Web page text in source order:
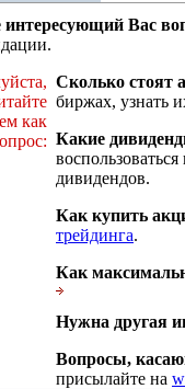
интересующий Вас
как
Сколько стоят
биржах, узнать
Какие
дивидендов.
Как купить
трейдинга.
Как
Нужна другая
Вопросы,
присылайте на